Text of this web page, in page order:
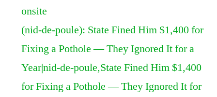
onsite
(nid-de-poule): State Fined Him $1,400 for
Fixing a Pothole — They Ignored It for a
Year|nid-de-poule,State Fined Him $1,400
for Fixing a Pothole — They Ignored It for